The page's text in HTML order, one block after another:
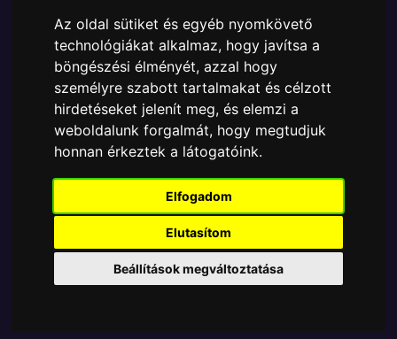
Az oldal sütiket és egyéb nyomkövető
technológiákat alkalmaz, hogy javítsa a
böngészési élményét, azzal hogy
személyre szabott tartalmakat és célzott
hirdetéseket jelenít meg, és elemzi a
weboldalunk forgalmát, hogy megtudjuk
honnan érkeztek a látogatóink.
Elfogadom
Elutasítom
Beállítások megváltoztatása
A Funko POP - Disney egyik népszerű terméke a
Funko - Disney Pixar Toy Story 4 Buzz Lightyear
gyűjtői vinyl karakter, amely ablakos csomagolásban
azaz - POP In a Box - várja új gazdáját.
TOVÁBB A VÁSÁRLÁSRA
Tetszik? Osszd meg másokkal!